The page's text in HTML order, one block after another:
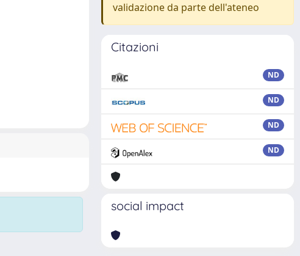
validazione da parte dell'ateneo
Citazioni
ND
ND
ND
ND
social impact